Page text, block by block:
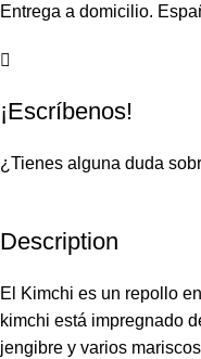
Entrega a domicilio.
¡Escríbenos!
¿Tienes alguna duda
Description
El Kimchi es un repollo
kimchi está impregnado
jengibre y varios